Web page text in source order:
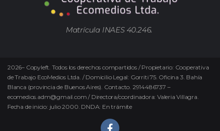
Matrícula INAES 40.246.
2026– Copyleft. Todos los derechos compartidos / Propietario: Cooperativa
de Trabajo EcoMedios Ltda. / Domicilio Legal: Gorriti 75. Oficina 3. Bahía
Blanca (provincia de Buenos Aires). Contacto. 2914486737 –
ecomedios.adm@gmail.com / Directora/coordinadora: Valeria Villagra.
Fecha de inicio: julio 2000. DNDA: En trámite